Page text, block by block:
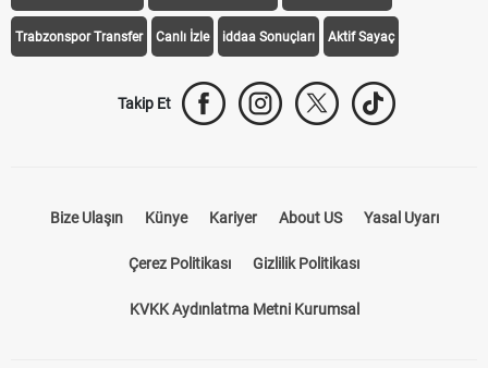
Trabzonspor Transfer Canlı İzle iddaa Sonuçları Aktif Sayaç
Takip Et
Bize Ulaşın Künye Kariyer About US Yasal Uyarı
Çerez Politikası Gizlilik Politikası
KVKK Aydınlatma Metni Kurumsal